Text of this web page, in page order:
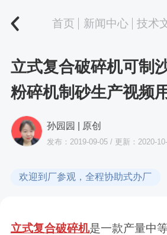
首页 新闻中心 技术
立式复合破碎机可制
粉碎机制砂生产视频
孙园园 | 原创
发布：2019-09-05 / 更新：2020-
欢迎到厂参观，全程协助式办厂
立式复合破碎机是一款产量中